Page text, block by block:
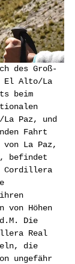
des Groß-
El Alto/La
beim
Paz, und
Fahrt
von La Paz,
befindet
Cordillera
von Höhen
Die
Real
die
ungefähr